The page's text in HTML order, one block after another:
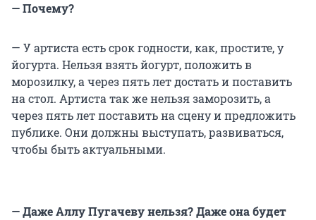
— Почему?
— У артиста есть срок годности, как, простите, у
йогурта. Нельзя взять йогурт, положить в
морозилку, а через пять лет достать и поставить
на стол. Артиста так же нельзя заморозить, а
через пять лет поставить на сцену и предложить
публике. Они должны выступать, развиваться,
чтобы быть актуальными.
— Даже Аллу Пугачеву нельзя? Даже она будет